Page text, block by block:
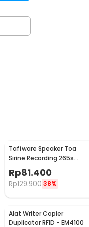
Taffware Speaker Toa
Sirine Recording 265s
Rechargeable 1200mAh 5W
- 518
Rp81.400
Rp129.90038%
Alat Writer Copier
Duplicator RFID - EM4100